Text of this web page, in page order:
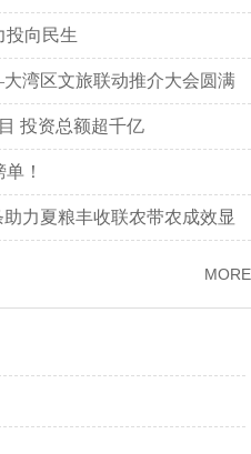
投向民生
湾区文旅联动推介大会圆满
投资总额超千亿
！
力夏粮丰收联农带农成效显
MORE